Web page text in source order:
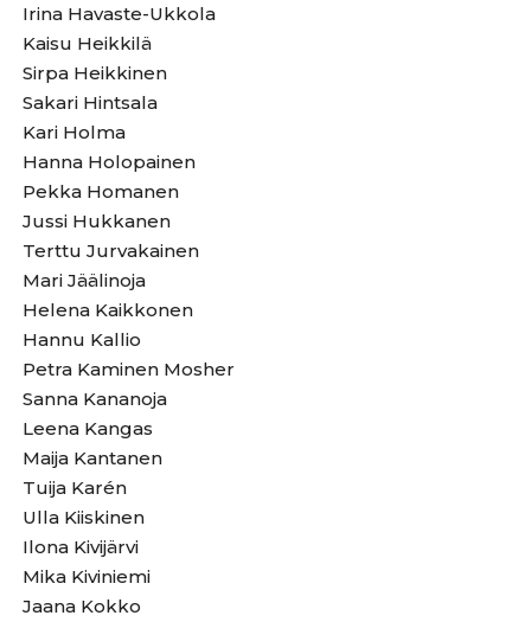
Irina Havaste-Ukkola
Kaisu Heikkilä
Sirpa Heikkinen
Sakari Hintsala
Kari Holma
Hanna Holopainen
Pekka Homanen
Jussi Hukkanen
Terttu Jurvakainen
Mari Jäälinoja
Helena Kaikkonen
Hannu Kallio
Petra Kaminen Mosher
Sanna Kananoja
Leena Kangas
Maija Kantanen
Tuija Karén
Ulla Kiiskinen
Ilona Kivijärvi
Mika Kiviniemi
Jaana Kokko